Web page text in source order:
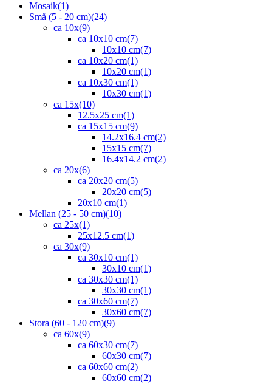
Mosaik(1)
Små (5 - 20 cm)(24)
ca 10x(9)
ca 10x10 cm(7)
10x10 cm(7)
ca 10x20 cm(1)
10x20 cm(1)
ca 10x30 cm(1)
10x30 cm(1)
ca 15x(10)
12.5x25 cm(1)
ca 15x15 cm(9)
14.2x16.4 cm(2)
15x15 cm(7)
16.4x14.2 cm(2)
ca 20x(6)
ca 20x20 cm(5)
20x20 cm(5)
20x10 cm(1)
Mellan (25 - 50 cm)(10)
ca 25x(1)
25x12.5 cm(1)
ca 30x(9)
ca 30x10 cm(1)
30x10 cm(1)
ca 30x30 cm(1)
30x30 cm(1)
ca 30x60 cm(7)
30x60 cm(7)
Stora (60 - 120 cm)(9)
ca 60x(9)
ca 60x30 cm(7)
60x30 cm(7)
ca 60x60 cm(2)
60x60 cm(2)